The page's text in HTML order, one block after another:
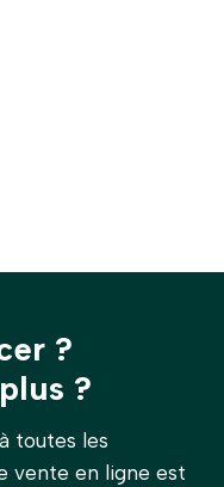
?
?
toutes les
vente en ligne est